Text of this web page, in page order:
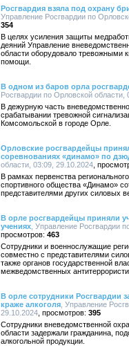
Росгвардия взяла под охрану
Управление Росгвардии по
354
В целях усиления защиты
деяний Управление
области оборудовало тревожными
помощи.
В одном из баров орла
Росгвардии по Орловской области,
В дежурную часть
срабатывании тревожной
Комсомольской в городе Орле.
Орловские росгвардейцы
соревнованиях «динамо» по
области, 03:09, 29.10.2024
В рамках первенства
спортивного общества «Динамо»
представителями других силовых
В орле росгвардейцы приняли
учениях , Управление Росгвардии
463
Сотрудники и военнослужащие
совместно с представителями
также органов государственной
межведомственных
В орле сотрудники Росгвардии
краже алкоголя , Управление
29.10.2024
395
Сотрудники вневедомственной
области задержали гражданина,
алкогольной продукции.